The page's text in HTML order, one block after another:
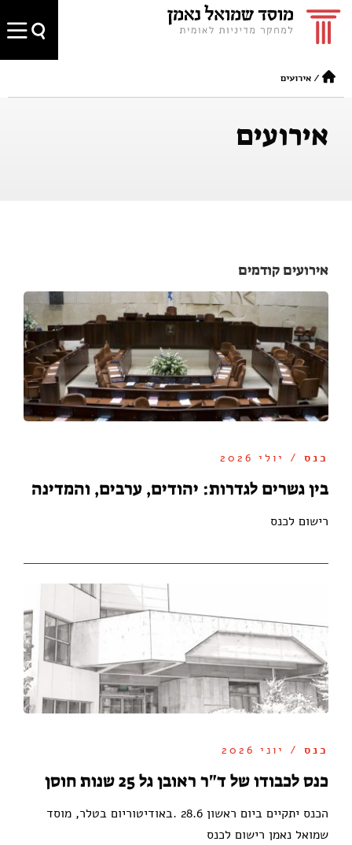
/אירועים
אירועים
אירועים קודמים
כנס / יולי 2026
בין גשרים לגדרות: יהודים, ערבים, והמדינה
רישום לכנס
כנס / יוני 2026
כנס לכבודו של ד"ר ראובן גל 25 שנות חוסן
הכנס יתקיים ביום ראשון 28.6 .באודיטוריום בטלר, מוסד
שמואל נאמן רישום לכנס